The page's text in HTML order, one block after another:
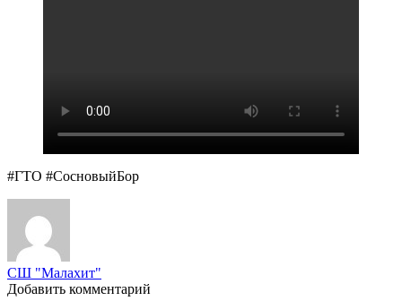
#ГТО #СосновыйБор
СШ "Малахит"
Добавить комментарий